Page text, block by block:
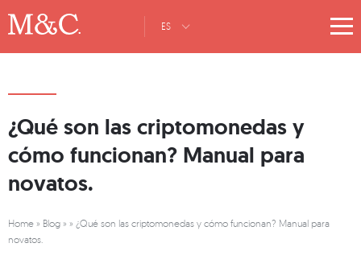
ES
¿Qué son las criptomonedas y
cómo funcionan? Manual para
novatos.
Home » Blog » » ¿Qué son las criptomonedas y cómo funcionan? Manual para
novatos.